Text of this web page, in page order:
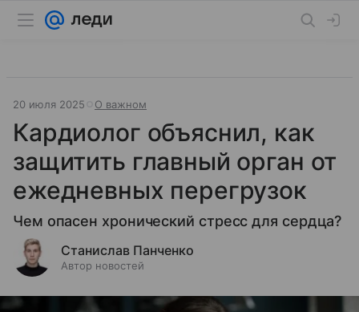
20 июля 2025 О важном
Кардиолог объяснил, как
защитить главный орган от
ежедневных перегрузок
Чем опасен хронический стресс для сердца?
Станислав Панченко
Автор новостей